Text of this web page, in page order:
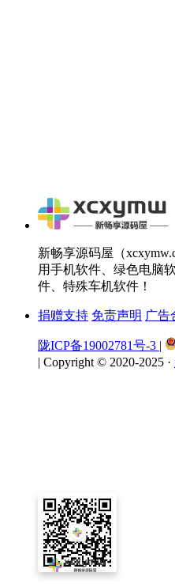
新畅享源码屋（
用手机软件、绿色电脑
件、特殊车机软件！
捐赠支持 免责声明 广告
陇ICP备19002781号-3 |
| Copyright © 2020-2025 ·